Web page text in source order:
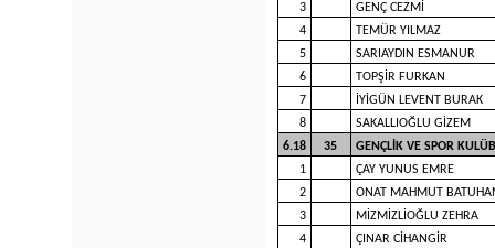
3
GENÇ CEZMİ
4
TEMÜR YILMAZ
5
SARIAYDIN ESMANUR
6
TOPŞİR FURKAN
7
İYİGÜN LEVENT BURAK
8
SAKALLIOĞLU GİZEM
6.18
35
GENÇLİK VE SPOR
1
ÇAY YUNUS EMRE
2
ONAT MAHMUT
3
MİZMİZLİOĞLU ZEHRA
4
ÇINAR CİHANGİR